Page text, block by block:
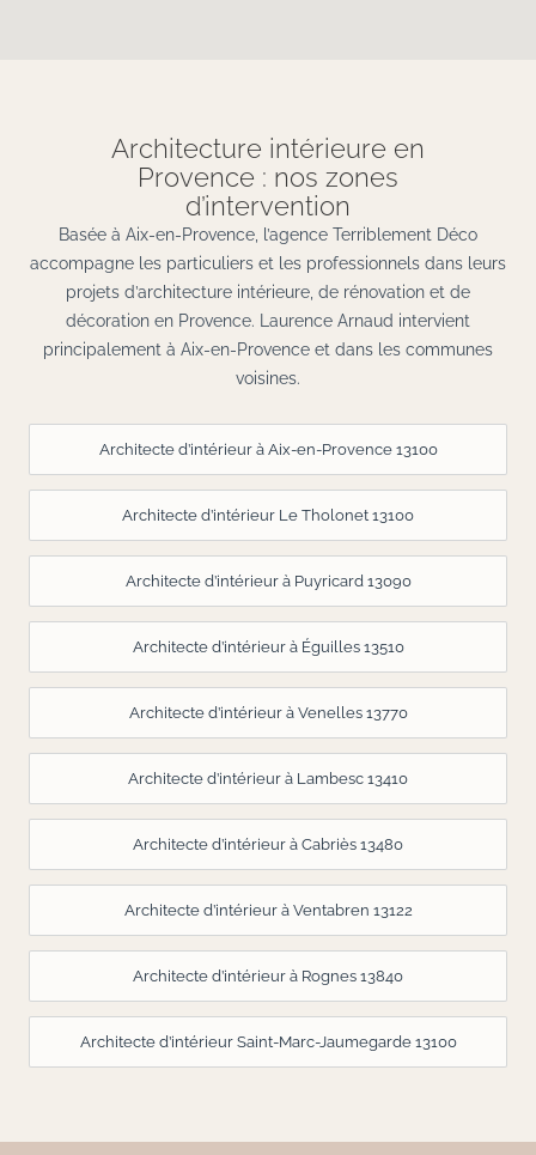
Architecture intérieure en
Provence : nos zones
d’intervention
Basée à Aix-en-Provence, l’agence Terriblement Déco
accompagne les particuliers et les professionnels dans leurs
projets d’architecture intérieure, de rénovation et de
décoration en Provence. Laurence Arnaud intervient
principalement à Aix-en-Provence et dans les communes
voisines.
Architecte d’intérieur à Aix-en-Provence 13100
Architecte d’intérieur Le Tholonet 13100
Architecte d’intérieur à Puyricard 13090
Architecte d’intérieur à Éguilles 13510
Architecte d’intérieur à Venelles 13770
Architecte d’intérieur à Lambesc 13410
Architecte d’intérieur à Cabriès 13480
Architecte d’intérieur à Ventabren 13122
Architecte d’intérieur à Rognes 13840
Architecte d’intérieur Saint-Marc-Jaumegarde 13100